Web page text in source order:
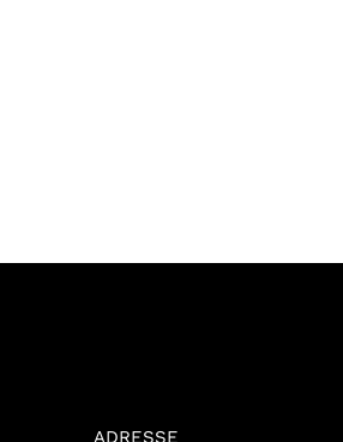
ADRESSE